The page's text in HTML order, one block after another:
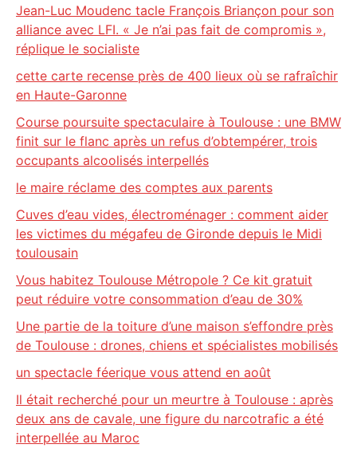
Jean-Luc Moudenc tacle François Briançon pour son
alliance avec LFI. « Je n’ai pas fait de compromis »,
réplique le socialiste
cette carte recense près de 400 lieux où se rafraîchir
en Haute-Garonne
Course poursuite spectaculaire à Toulouse : une BMW
finit sur le flanc après un refus d’obtempérer, trois
occupants alcoolisés interpellés
le maire réclame des comptes aux parents
Cuves d’eau vides, électroménager : comment aider
les victimes du mégafeu de Gironde depuis le Midi
toulousain
Vous habitez Toulouse Métropole ? Ce kit gratuit
peut réduire votre consommation d’eau de 30%
Une partie de la toiture d’une maison s’effondre près
de Toulouse : drones, chiens et spécialistes mobilisés
un spectacle féerique vous attend en août
Il était recherché pour un meurtre à Toulouse : après
deux ans de cavale, une figure du narcotrafic a été
interpellée au Maroc